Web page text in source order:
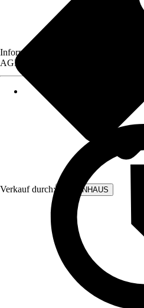
Verkauf durch: BODENHAUS
Informationen des Verkäufers, wie z.
AGB, finden Sie bei Klick auf den